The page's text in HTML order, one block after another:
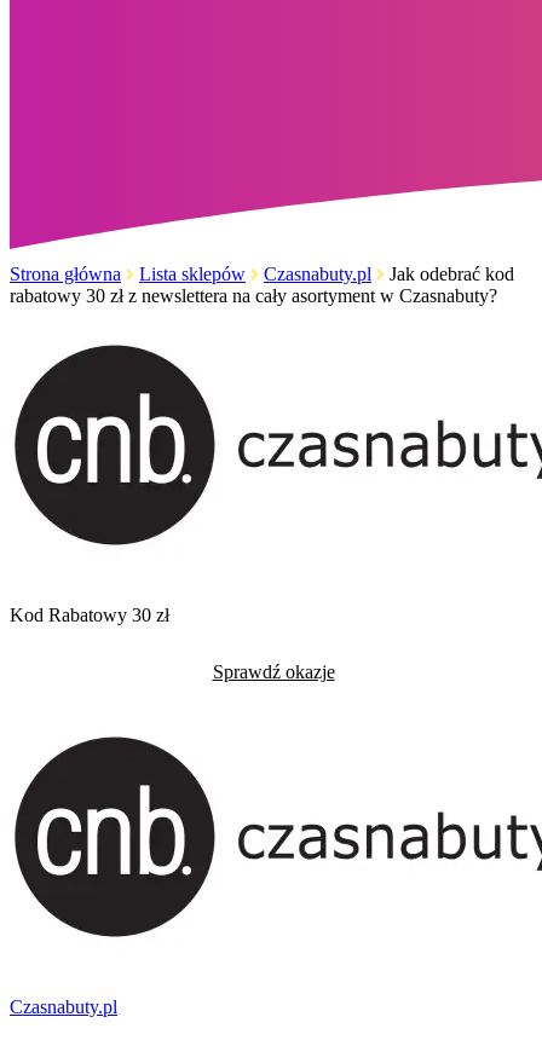
Strona główna Lista sklepów Czasnabuty.pl
Jak odebrać kod
rabatowy 30 zł z newslettera na cały asortyment w Czasnabuty?
Kod Rabatowy 30 zł
Sprawdź okazje
Czasnabuty.pl